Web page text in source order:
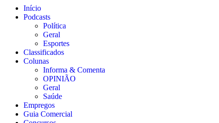
Início
Podcasts
Política
Geral
Esportes
Classificados
Colunas
Informa & Comenta
OPINIÃO
Geral
Saúde
Empregos
Guia Comercial